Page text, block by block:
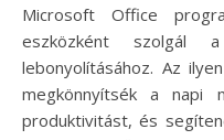
Microsoft Office
eszközként szolgál
lebonyolításához. Az
megkönnyítsék a napi
produktivitást, és